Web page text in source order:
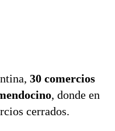
30 comercios
, donde en
cerrados.